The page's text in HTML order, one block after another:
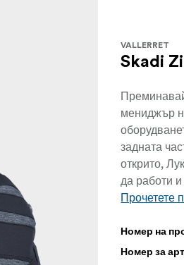
VALLERRET
Skadi
мениджър
задната
открито,
да работи
Прочетете
Номер на
Номер за